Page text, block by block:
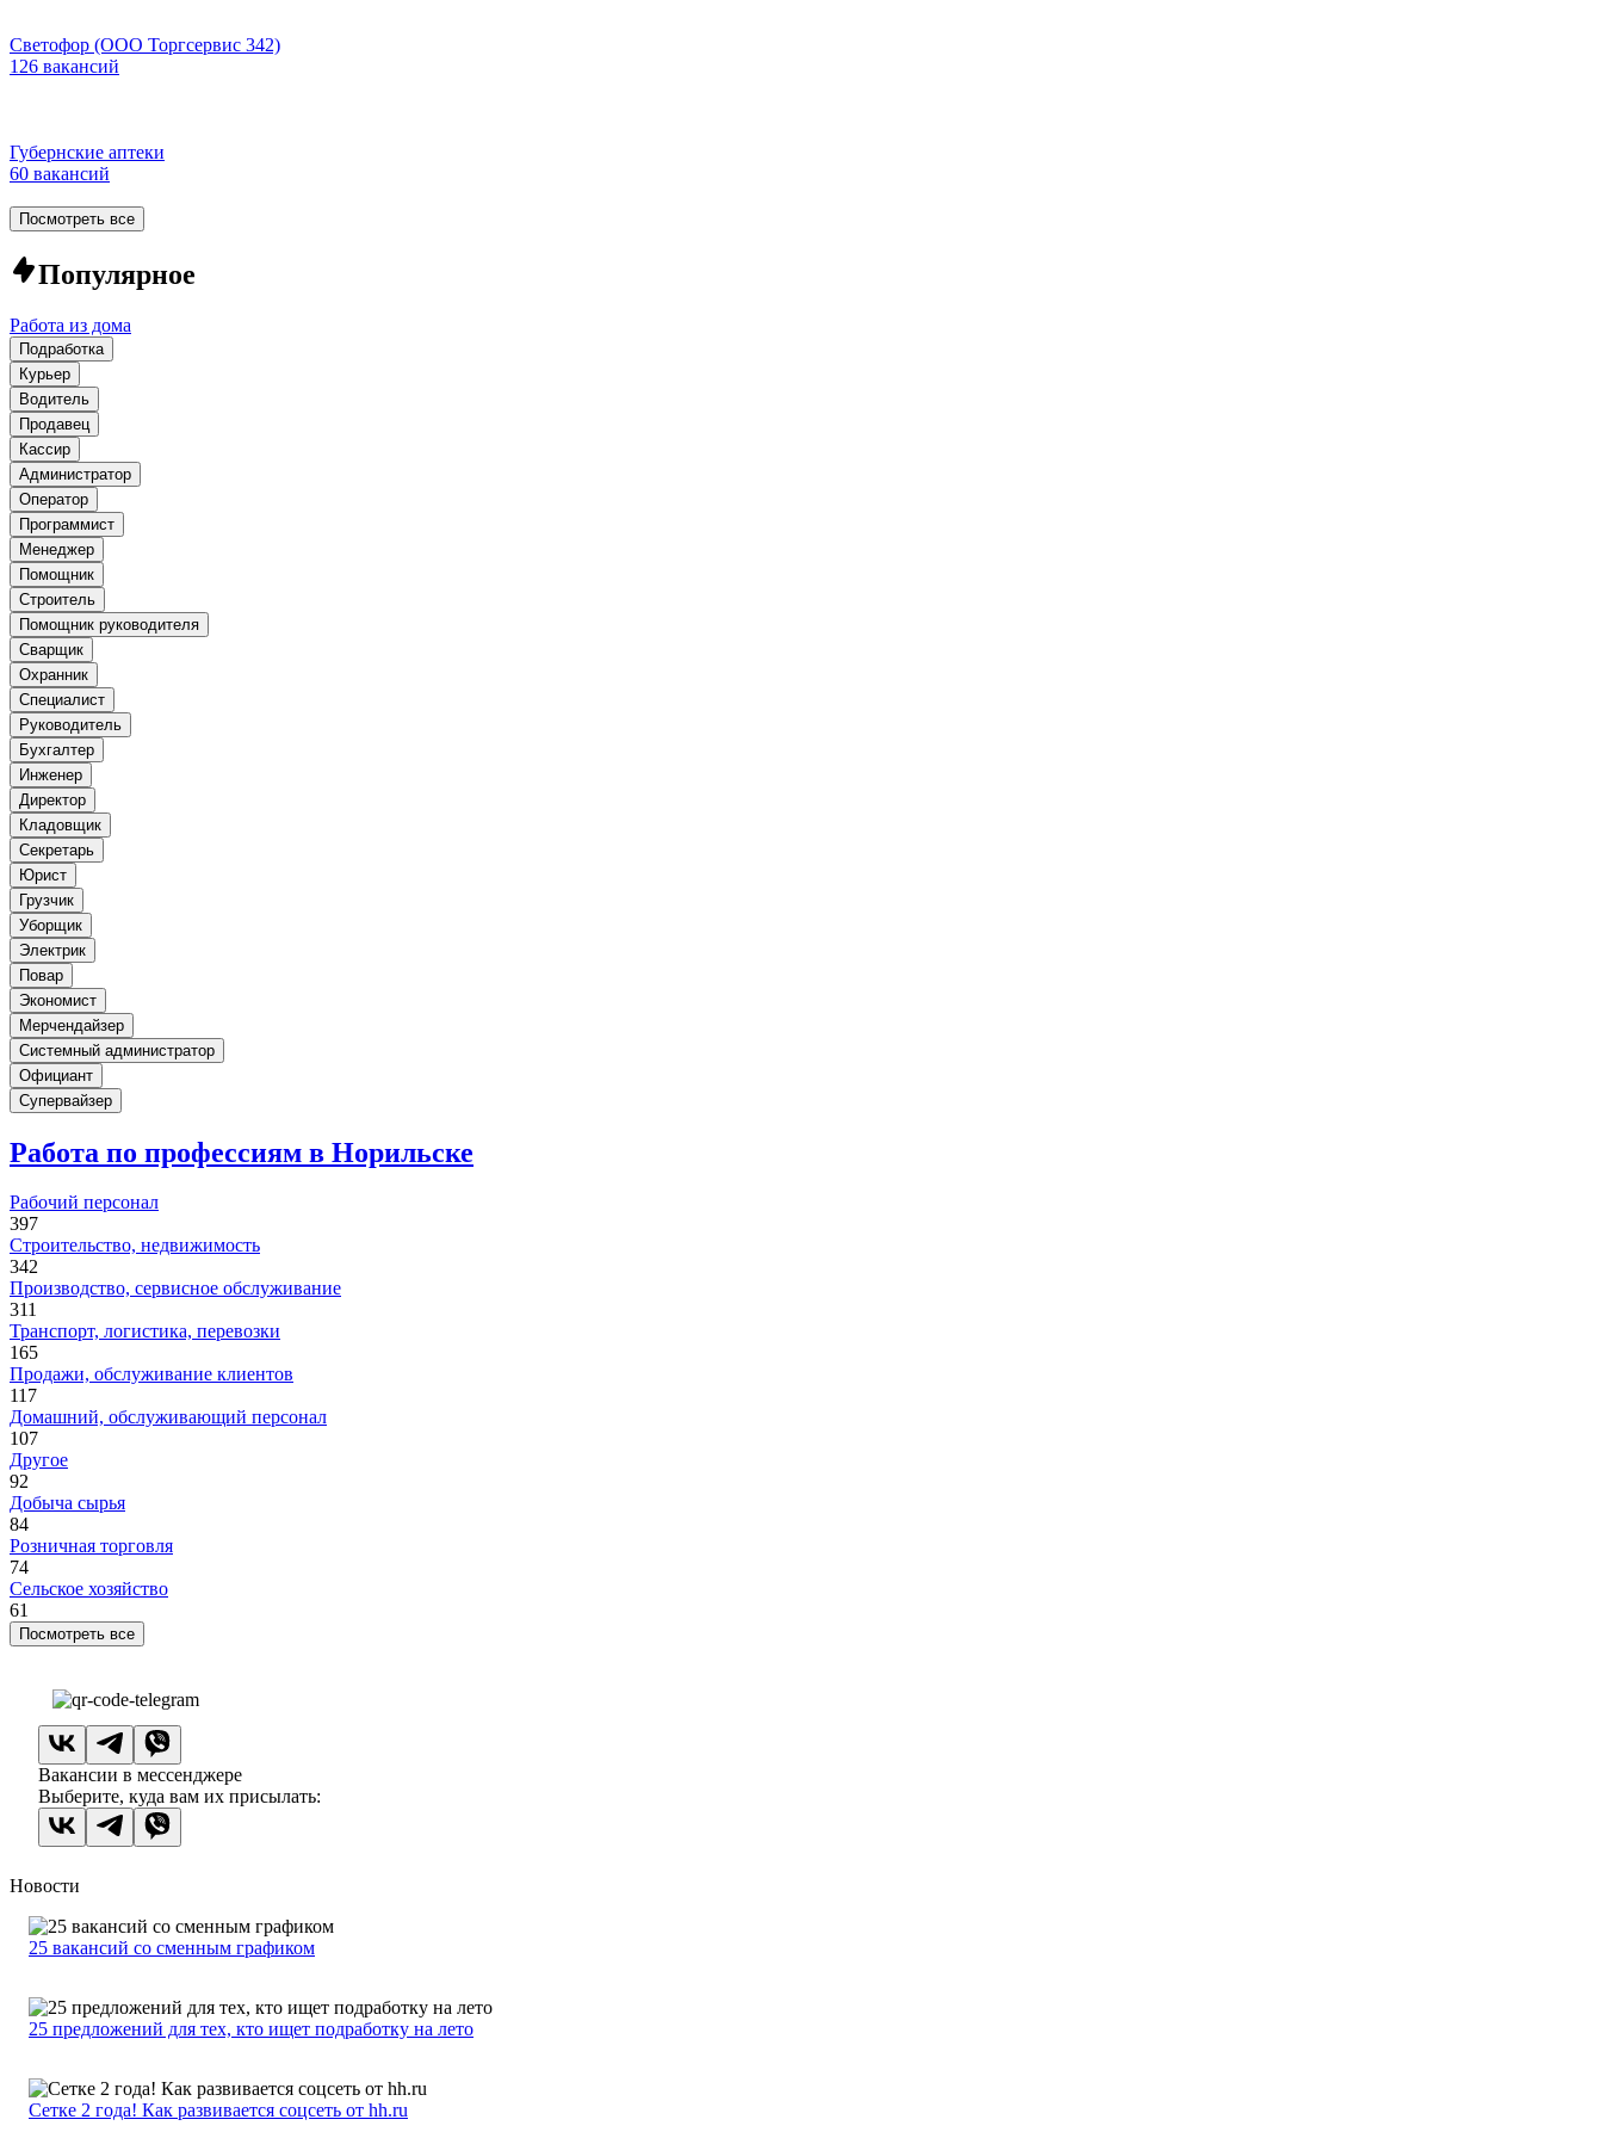
Светофор (ООО Торгсервис 342)
126 вакансий
Губернские аптеки
60 вакансий
Посмотреть все
Популярное
Работа из дома
Подработка
Курьер
Водитель
Продавец
Кассир
Администратор
Оператор
Программист
Менеджер
Помощник
Строитель
Помощник руководителя
Сварщик
Охранник
Специалист
Руководитель
Бухгалтер
Инженер
Директор
Кладовщик
Секретарь
Юрист
Грузчик
Уборщик
Электрик
Повар
Экономист
Мерчендайзер
Системный администратор
Официант
Супервайзер
Работа по профессиям в Норильске
Рабочий персонал
397
Строительство, недвижимость
342
Производство, сервисное обслуживание
311
Транспорт, логистика, перевозки
165
Продажи, обслуживание клиентов
117
Домашний, обслуживающий персонал
107
Другое
92
Добыча сырья
84
Розничная торговля
74
Сельское хозяйство
61
Посмотреть все
Вакансии в мессенджере
Выберите, куда вам их присылать:
Новости
25 вакансий со сменным графиком
25 предложений для тех, кто ищет подработку на лето
Сетке 2 года! Как развивается соцсеть от hh.ru